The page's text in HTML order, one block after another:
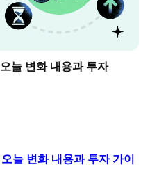
늘 변화 내용과 투자
늘 변화 내용과 투자 가이